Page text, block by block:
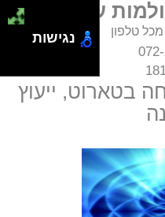
עליונים
טלפון
בטארוט, ייעוץ
נגישות